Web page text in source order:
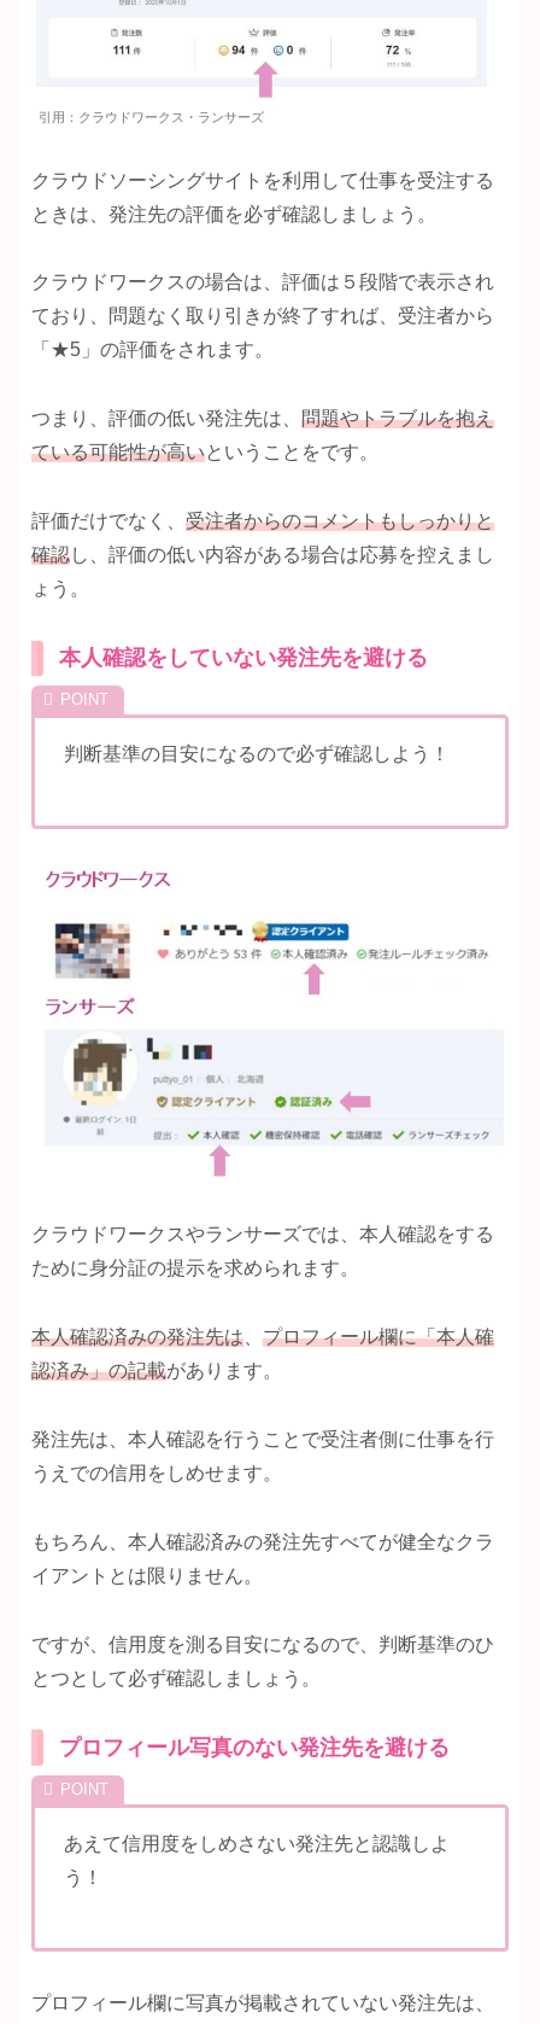
引用：クラウドワークス・ランサーズ
クラウドソーシングサイトを利用して仕事を受注する
ときは、発注先の評価を必ず確認しましょう。
クラウドワークスの場合は、評価は５段階で表示され
ており、問題なく取り引きが終了すれば、受注者から
「★5」の評価をされます。
つまり、評価の低い発注先は、 問題やトラブルを抱え
ている可能性が高いということをです。
評価だけでなく、 受注者からのコメントもしっかりと
確認し、評価の低い内容がある場合は応募を控えまし
ょう。
本人確認をしていない発注先を避ける
判断基準の目安になるので必ず確認しよう！
クラウドワークスやランサーズでは、本人確認をする
ために身分証の提示を求められます。
本人確認済みの発注先は
プロフィール欄に「本人確
認済み」の記載があります。
発注先は、本人確認を行うことで受注者側に仕事を行
うえでの信用をしめせます。
もちろん、本人確認済みの発注先すべてが健全なクラ
イアントとは限りません。
ですが、信用度を測る目安になるので、判断基準のひ
とつとして必ず確認しましょう。
プロフィール写真のない発注先を避ける
あえて信用度をしめさない発注先と認識しよ
う！
プロフィール欄に写真が掲載されていない発注先は、